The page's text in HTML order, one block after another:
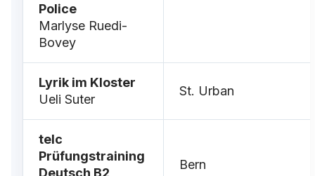
Police
Marlyse Ruedi-
Bovey
Lyrik im Kloster
Ueli Suter
St. Urban
telc
Prüfungstraining
Deutsch B2
Bern